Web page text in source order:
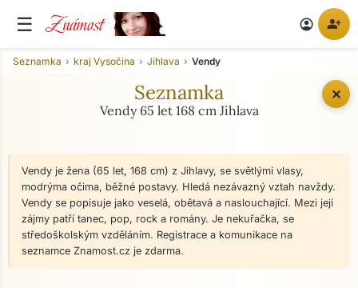
☰ Známost account_circle person_add
✕
Seznamka kraj Vysočina Jihlava Vendy
Seznamka
Vendy 65 let 168 cm Jihlava
Vendy je žena (65 let, 168 cm) z Jihlavy, se světlými vlasy,
modrýma očima, běžné postavy. Hledá nezávazný vztah navždy.
Vendy se popisuje jako veselá, obětavá a naslouchající. Mezi její
zájmy patří tanec, pop, rock a romány. Je nekuřačka, se
středoškolským vzděláním. Registrace a komunikace na
seznamce Znamost.cz je zdarma.